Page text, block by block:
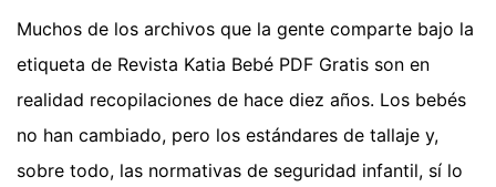
Muchos de los archivos que la gente comparte bajo la
etiqueta de Revista Katia Bebé PDF Gratis son en
realidad recopilaciones de hace diez años. Los bebés
no han cambiado, pero los estándares de tallaje y,
sobre todo, las normativas de seguridad infantil, sí lo